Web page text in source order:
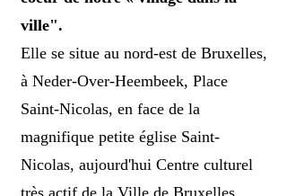
ville".
Elle se situe au nord-est de Bruxelles,
à Neder-Over-Heembeek, Place
Saint-Nicolas, en face de la
magnifique petite église Saint-
Nicolas, aujourd'hui Centre culturel
très actif de la Ville de Bruxelles